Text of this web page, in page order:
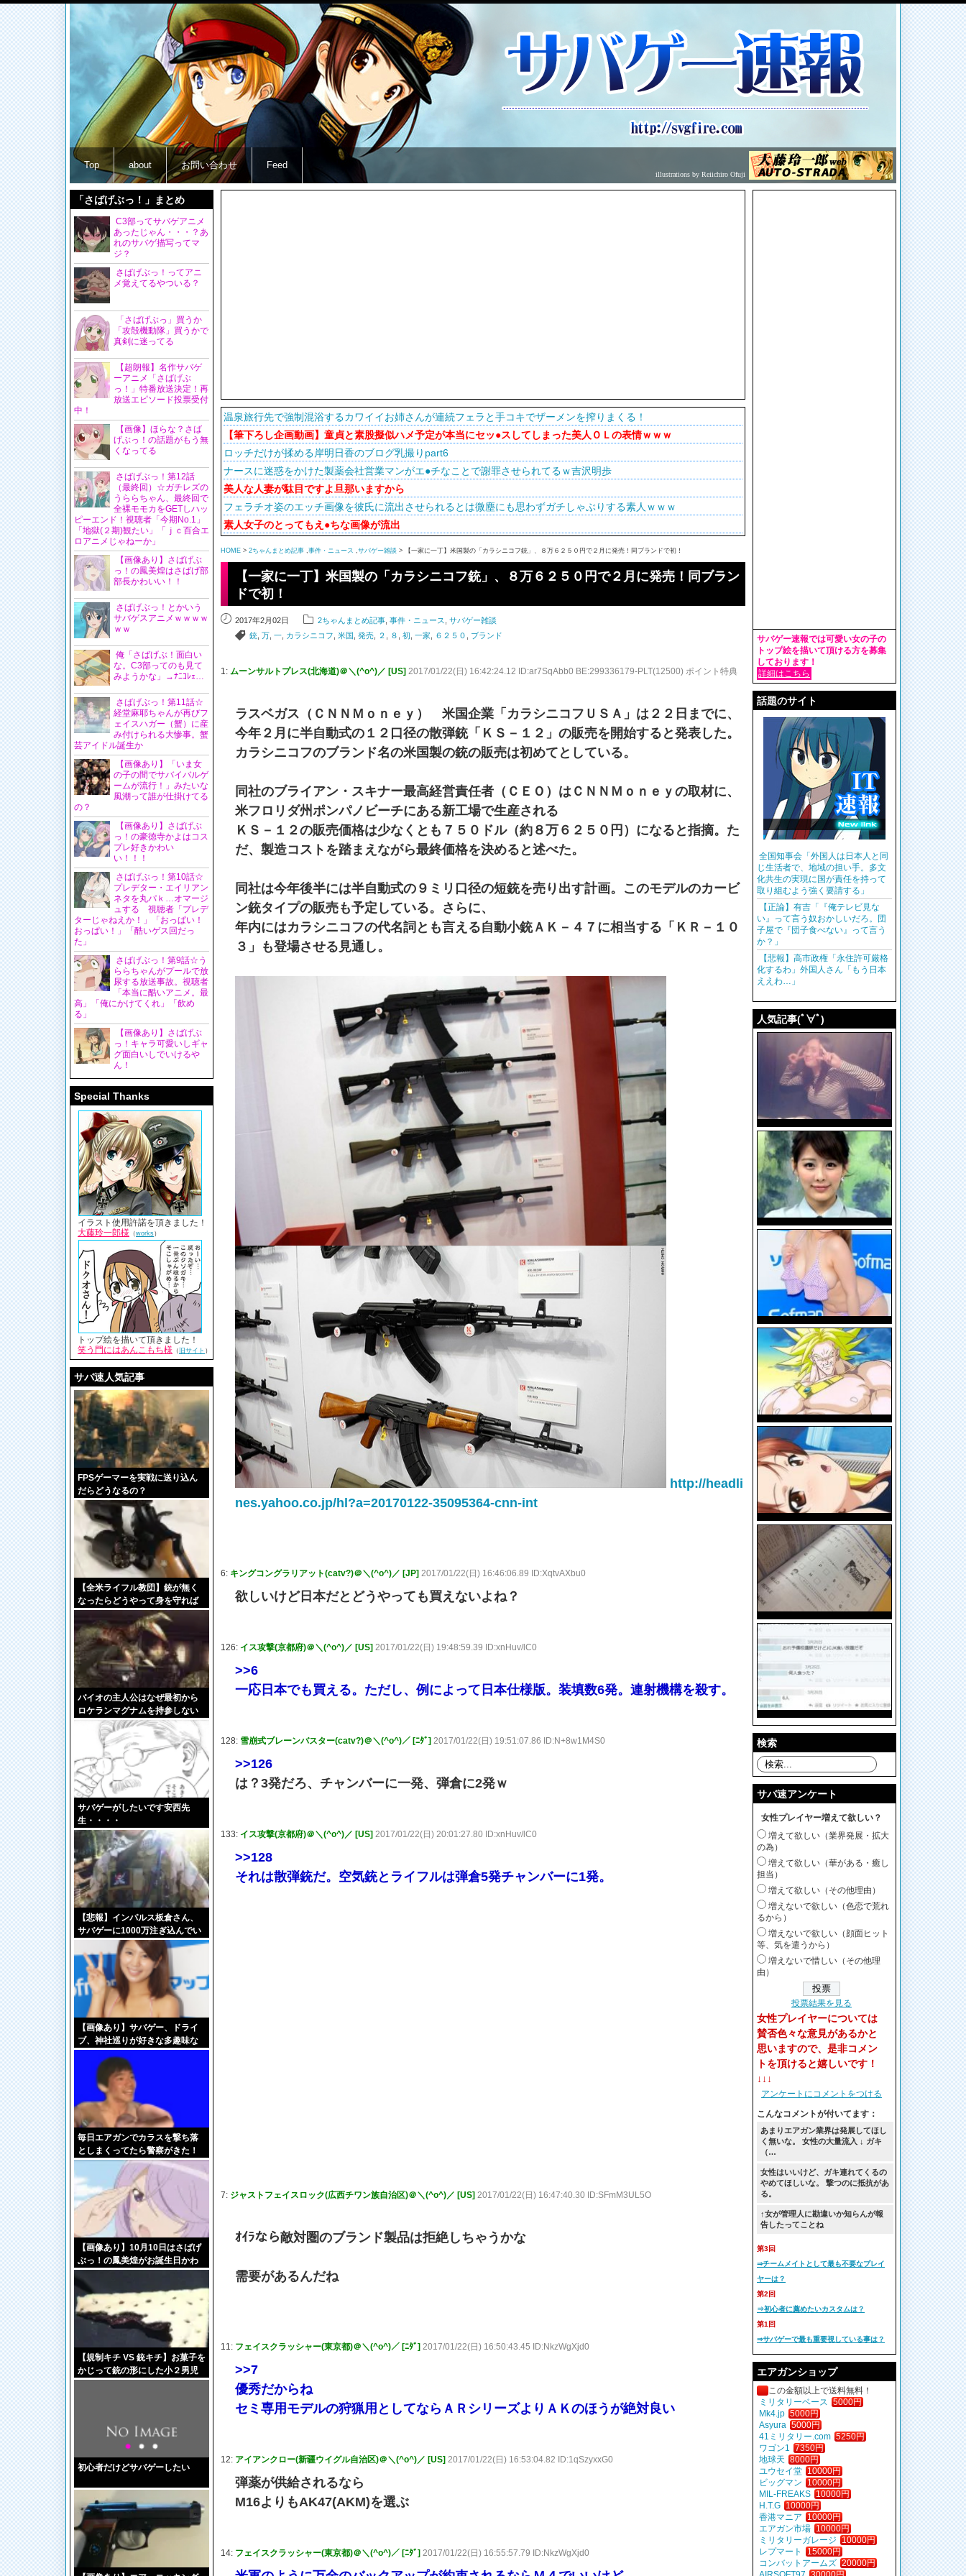
Top about お問い合わせ Feed
illustrations by Reiichiro Ofuji
「さばげぶっ！」まとめ
C3部ってサバゲアニメ
あったじゃん・・・？あ
れのサバゲ描写ってマ
ジ？
さばげぶっ！ってアニ
メ覚えてるやついる？
「さばげぶっ」買うか
「攻殻機動隊」買うかで
真剣に迷ってる
【超朗報】名作サバゲ
ーアニメ「さばげぶ
っ！」特番放送決定！再
放送エピソード投票受付
中！
【画像】ほらな？さば
げぶっ！の話題がもう無
くなってる
さばげぶっ！第12話
（最終回）☆ガチレズの
うららちゃん、最終回で
全裸モモカをGETしハッ
ピーエンド！視聴者「今期No.1」
「地獄(２期)観たい」「ｊｃ百合エ
ロアニメじゃねーか」
【画像あり】さばげぶ
っ！の鳳美煌はさばげ部
部長かわいい！！
さばげぶっ！とかいう
サバゲスアニメｗｗｗｗ
ｗｗ
俺「さばげぶ！面白い
な。C3部ってのも見て
みようかな」→ﾅﾆｺﾚｪ…
さばげぶっ！第11話☆
経堂麻耶ちゃんが再びフ
ェイスハガー（蟹）に産
み付けられる大惨事。蟹
芸アイドル誕生か
【画像あり】「いま女
の子の間でサバイバルゲ
ームが流行！」みたいな
風潮って誰が仕掛けてる
の？
【画像あり】さばげぶ
っ！の豪徳寺かよはコス
プレ好きかわい
い！！！
さばげぶっ！第10話☆
プレデター・エイリアン
ネタを丸パｋ…オマージ
ュする 視聴者「プレデ
ターじゃねえか！」「おっぱい！
おっぱい！」「酷いゲス回だっ
た」
さばげぶっ！第9話☆う
ららちゃんがプールで放
尿する放送事故。視聴者
「本当に酷いアニメ。最
高」「俺にかけてくれ」「飲め
る」
【画像あり】さばげぶ
っ！キャラ可愛いしギャ
グ面白いしでいけるや
ん！
Special Thanks
イラスト使用許諾を頂きました！
大藤玲一郎様 （works）
トップ絵を描いて頂きました！
笑う門にはあんこもち様 （ 旧サイト ）
サバ速人気記事
FPSゲーマーを実戦に送り込ん
だらどうなるの？
【全米ライフル教団】銃が無く
なったらどうやって身を守れば
いいんだ…((((；ﾟДﾟ))))ｶﾞｸｶﾞｸﾌﾞ
ﾙﾌﾞﾙ
バイオの主人公はなぜ最初から
ロケランマグナムを持参しない
サバゲーがしたいです安西先
生・・・・
【悲報】インパルス板倉さん、
サバゲーに1000万注ぎ込んでい
【画像あり】サバゲー、ドライ
ブ、神社巡りが好きな多趣味な
娘（22）がソフマップ
毎日エアガンでカラスを撃ち落
としまくってたら警察がきた！
【画像あり】10月10日はさばげ
ぶっ！の鳳美煌がお誕生日かわ
【規制キチ VS 銃キチ】お菓子を
かじって銃の形にした小２男児
初心者だけどサバゲーしたい
温泉旅行先で強制混浴するカワイイお姉さんが連続フェラと手コキでザーメンを搾りまくる！
【筆下ろし企画動画】童貞と素股擬似ハメ予定が本当にセッ●スしてしまった美人ＯＬの表情ｗｗｗ
ロッチだけが揉める岸明日香のブログ乳撮りpart6
ナースに迷惑をかけた製薬会社営業マンがエ●チなことで謝罪させられてるｗ吉沢明歩
美人な人妻が駄目ですよ旦那いますから
フェラチオ姿のエッチ画像を彼氏に流出させられるとは微塵にも思わずガチしゃぶりする素人ｗｗｗ
素人女子のとってもえ●ちな画像が流出
HOME > 2ちゃんまとめ記事 ,事件・ニュース ,サバゲー雑談 > 【一家に一丁】米国製の「カラシニコフ銃」、８万６２５０円で２月に発売！同ブランドで初！
【一家に一丁】米国製の「カラシニコフ銃」、８万６２５０円で２月に発売！同ブラン
ドで初！
2017年2月02日 2ちゃんまとめ記事 事件・ニュース
サバゲー雑談
銃 万 一 カラシニコフ 米国 発売 ２ ８ 初 一家 ６２５０ ブランド
1: ムーンサルトプレス(北海道)＠＼(^o^)／ [US] 2017/01/22(日) 16:42:24.12 ID:ar7SqAbb0 BE:299336179-PLT(12500) ポイント特典
ラスベガス（ＣＮＮＭｏｎｅｙ） 米国企業「カラシニコフＵＳＡ」は２２日までに、
今年２月に半自動式の１２口径の散弾銃「ＫＳ－１２」の販売を開始すると発表した。
カラシニコフのブランド名の米国製の銃の販売は初めてとしている。
同社のブライアン・スキナー最高経営責任者（ＣＥＯ）はＣＮＮＭｏｎｅｙの取材に、
米フロリダ州ポンパノビーチにある新工場で生産される
ＫＳ－１２の販売価格は少なくとも７５０ドル（約８万６２５０円）になると指摘。た
だ、製造コストを踏まえながら最終価格を決めると述べた。
同社は今年後半には半自動式の９ミリ口径の短銃を売り出す計画。このモデルのカービ
ン銃タイプの販売も予定している。さらに、
年内にはカラシニコフの代名詞とも言える自動小銃ＡＫ－４７に相当する「ＫＲ－１０
３」も登場させる見通し。
http://headli
nes.yahoo.co.jp/hl?a=20170122-35095364-cnn-int
6: キングコングラリアット(catv?)＠＼(^o^)／ [JP] 2017/01/22(日) 16:46:06.89 ID:XqtvAXbu0
欲しいけど日本だとどうやっても買えないよね？
126: イス攻撃(京都府)＠＼(^o^)／ [US] 2017/01/22(日) 19:48:59.39 ID:xnHuv/lC0
>>6
一応日本でも買える。ただし、例によって日本仕様版。装填数6発。連射機構を殺す。
128: 雪崩式ブレーンバスター(catv?)＠＼(^o^)／ [ﾆﾀﾞ] 2017/01/22(日) 19:51:07.86 ID:N+8w1M4S0
>>126
は？3発だろ、チャンバーに一発、弾倉に2発ｗ
133: イス攻撃(京都府)＠＼(^o^)／ [US] 2017/01/22(日) 20:01:27.80 ID:xnHuv/lC0
>>128
それは散弾銃だ。空気銃とライフルは弾倉5発チャンバーに1発。
7: ジャストフェイスロック(広西チワン族自治区)＠＼(^o^)／ [US] 2017/01/22(日) 16:47:40.30 ID:SFmM3UL5O
ｵｲﾗなら敵対圏のブランド製品は拒絶しちゃうかな
需要があるんだね
11: フェイスクラッシャー(東京都)＠＼(^o^)／ [ﾆﾀﾞ] 2017/01/22(日) 16:50:43.45 ID:NkzWgXjd0
>>7
優秀だからね
セミ専用モデルの狩猟用としてならＡＲシリーズよりＡＫのほうが絶対良い
12: アイアンクロー(新疆ウイグル自治区)＠＼(^o^)／ [US] 2017/01/22(日) 16:53:04.82 ID:1qSzyxxG0
弾薬が供給されるなら
M16よりもAK47(AKM)を選ぶ
14: フェイスクラッシャー(東京都)＠＼(^o^)／ [ﾆﾀﾞ] 2017/01/22(日) 16:55:57.79 ID:NkzWgXjd0
サバゲー速報では可愛い女の子の
トップ絵を描いて頂ける方を募集
しております！
詳細はこちら
話題のサイト
全国知事会「外国人は日本人と同
じ生活者で、地域の担い手。多文
化共生の実現に国が責任を持って
取り組むよう強く要請する」
【正論】有吉「『俺テレビ見な
い』って言う奴おかしいだろ。団
子屋で『団子食べない』って言う
か？」
【悲報】高市政権「永住許可厳格
化するわ」外国人さん「もう日本
ええわ…」
人気記事(ﾟ∀ﾟ)
検索
サバ速アンケート
女性プレイヤー増えて欲しい？
増えて欲しい（業界発展・拡大
の為）
増えて欲しい（華がある・癒し
担当）
増えて欲しい（その他理由）
増えないで欲しい（色恋で荒れ
るから）
増えないで欲しい（顔面ヒット
等、気を遣うから）
増えないで惜しい（その他理
由）
投票結果を見る
女性プレイヤーについては
賛否色々な意見があるかと
思いますので、是非コメン
トを頂けると嬉しいです！
↓↓↓
アンケートにコメントをつける
こんなコメントが付いてます：
あまりエアガン業界は発展してほし
く無いな。 女性の大量流入 ↓ ガキ
（…
女性はいいけど、ガキ連れてくるの
やめてほしいな。 撃つのに抵抗があ
る。
↑女が管理人に勘違いか知らんが報
告したってことね
第3回
⇒チームメイトとして最も不要なプレイ
ヤーは？
第2回
⇒初心者に薦めたいカスタムは？
第1回
⇒サバゲーで最も重要視している事は？
エアガンショップ
この金額以上で送料無料！
ミリタリーベース 5000円
Mk4.jp 5000円
Asyura 5000円
41ミリタリー.com 5250円
ワゴン1 7350円
地球天 8000円
ユウセイ堂 10000円
ビッグマン 10000円
MIL-FREAKS 10000円
H.T.G 10000円
香港マニア 10000円
エアガン市場 10000円
ミリタリーガレージ 10000円
レプマート
15000円
コンバットアームズ 20000円